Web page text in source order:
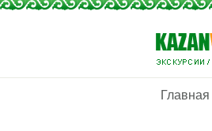
Главная